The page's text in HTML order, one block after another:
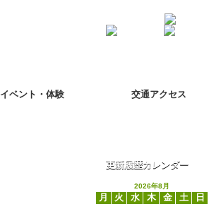
イベント・体験 交通アクセス
更新履歴カレンダー
2026年8月
月 火 水 木 金 土
日